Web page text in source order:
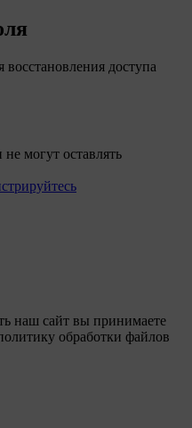
восстановления доступа
могут оставлять
наш сайт вы принимаете
обработки файлов